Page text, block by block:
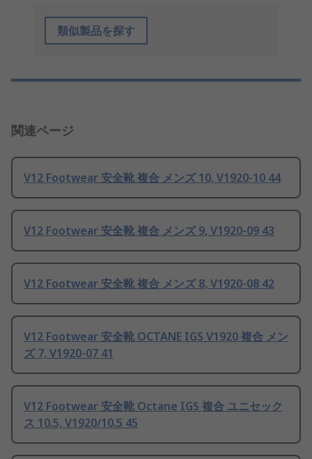
類似製品を探す
関連ページ
V12 Footwear 安全靴 複合 メンズ 10, V1920-10 44
V12 Footwear 安全靴 複合 メンズ 9, V1920-09 43
V12 Footwear 安全靴 複合 メンズ 8, V1920-08 42
V12 Footwear 安全靴 OCTANE IGS V1920 複合 メン
ズ 7, V1920-07 41
V12 Footwear 安全靴 Octane IGS 複合 ユニセック
ス 10.5, V1920/10.5 45